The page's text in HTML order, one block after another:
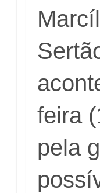
feira
pela